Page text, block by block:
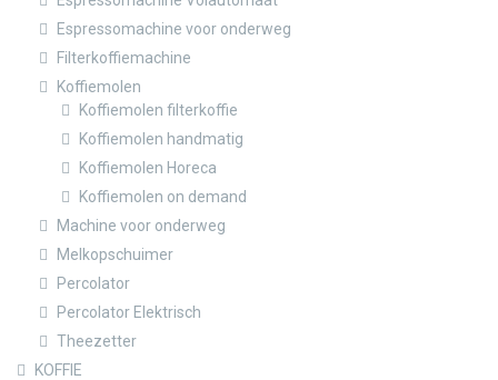
Espressomachine voor onderweg
Filterkoffiemachine
Koffiemolen
Koffiemolen filterkoffie
Koffiemolen handmatig
Koffiemolen Horeca
Koffiemolen on demand
Machine voor onderweg
Melkopschuimer
Percolator
Percolator Elektrisch
Theezetter
KOFFIE